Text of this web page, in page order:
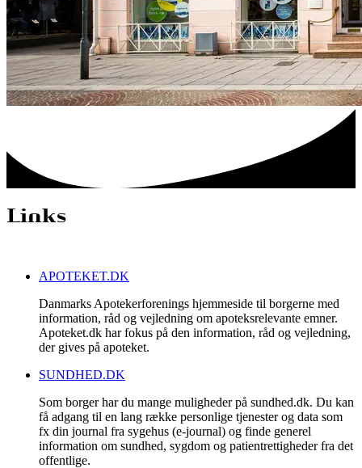
Links
APOTEKET.DK
Danmarks Apotekerforenings hjemmeside til borgerne med
information, råd og vejledning om apoteksrelevante emner.
Apoteket.dk har fokus på den information, råd og vejledning,
der gives på apoteket.
SUNDHED.DK
Som borger har du mange muligheder på sundhed.dk. Du kan
få adgang til en lang række personlige tjenester og data som
fx din journal fra sygehus (e-journal) og finde generel
information om sundhed, sygdom og patientrettigheder fra det
offentlige.